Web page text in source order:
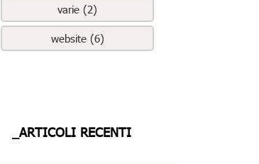
varie (2)
website (6)
_ARTICOLI RECENTI